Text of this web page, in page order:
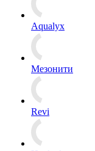
Aqualyx
Мезонити
Revi